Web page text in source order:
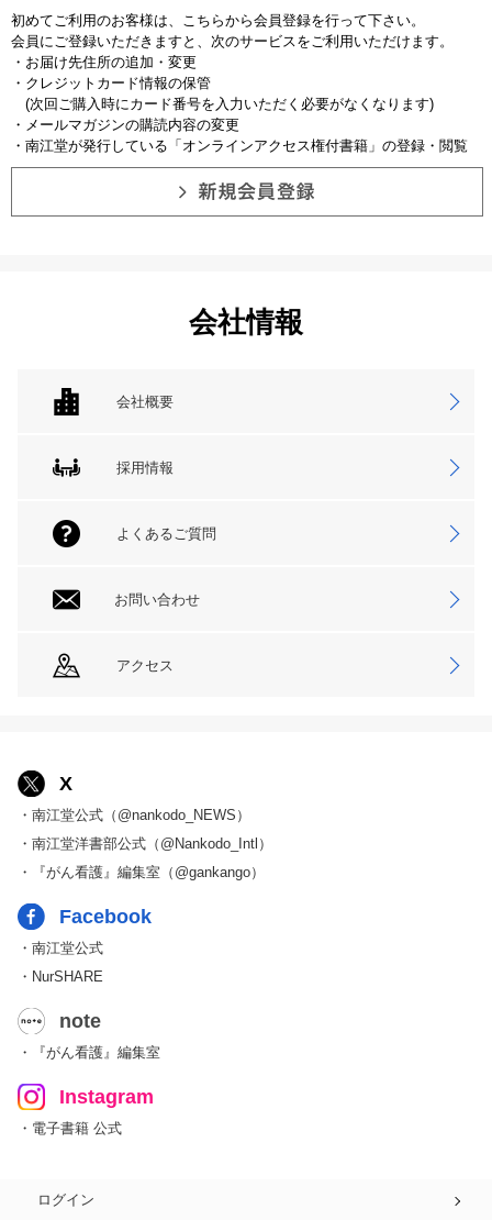
初めてご利用のお客様は、こちらから会員登録を行って下さい。
会員にご登録いただきますと、次のサービスをご利用いただけます。
・お届け先住所の追加・変更
・クレジットカード情報の保管
(次回ご購入時にカード番号を入力いただく必要がなくなります)
・メールマガジンの購読内容の変更
・南江堂が発行している「オンラインアクセス権付書籍」の登録・閲覧
会社情報
会社概要
採用情報
よくあるご質問
お問い合わせ
アクセス
X
・南江堂公式（@nankodo_NEWS）
・南江堂洋書部公式（@Nankodo_Intl）
・『がん看護』編集室（@gankango）
Facebook
・南江堂公式
・NurSHARE
note
・『がん看護』編集室
Instagram
・電子書籍 公式
ログイン